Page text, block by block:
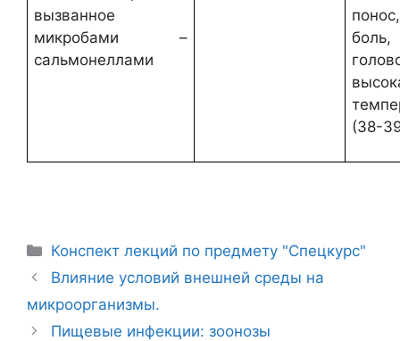
вызванное
микробами –
сальмонеллами
боль,
(38-
Рубрики
Конспект лекций по предмету "Спецкурс"
Навигация
записи
Влияние условий внешней среды на
микроорганизмы.
Пищевые инфекции: зоонозы